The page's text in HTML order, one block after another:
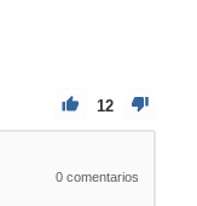
12
0 comentarios